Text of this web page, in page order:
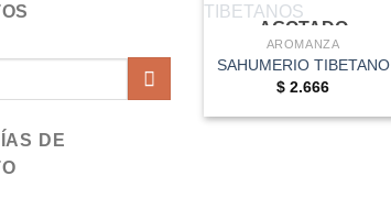
DE
AGOTADO
AROMANZA
SAHUMERIO TIBETANO
$ 2.666